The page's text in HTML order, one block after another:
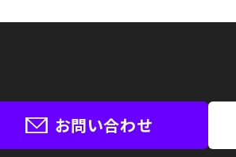
お問い合わせ